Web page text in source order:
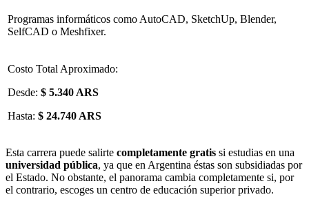
Programas informáticos como AutoCAD, SketchUp, Blender,
SelfCAD o Meshfixer.
Costo Total Aproximado:
Desde: $ 5.340 ARS
Hasta: $ 24.740 ARS
Esta carrera puede salirte completamente gratis si estudias en una
universidad pública, ya que en Argentina éstas son subsidiadas por
el Estado. No obstante, el panorama cambia completamente si, por
el contrario, escoges un centro de educación superior privado.